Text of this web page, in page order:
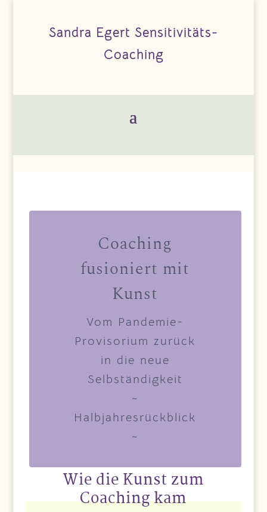
Sandra Egert Sensitivitäts-
Coaching
Coaching
fusioniert mit
Kunst
Vom Pandemie-
Provisorium zurück
in die neue
Selbständigkeit
~
Halbjahresrückblick
~
Wie die Kunst zum
Coaching kam